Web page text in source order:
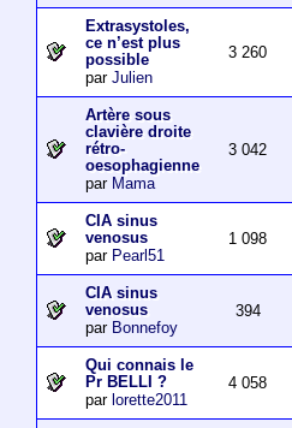
Extrasystoles,
ce n’est plus
possible
par Julien
3 260
Artère sous
clavière droite
rétro-
oesophagienne
par Mama
3 042
CIA sinus
venosus
par Pearl51
1 098
CIA sinus
venosus
par Bonnefoy
394
Qui connais le
Pr BELLI ?
par lorette2011
4 058